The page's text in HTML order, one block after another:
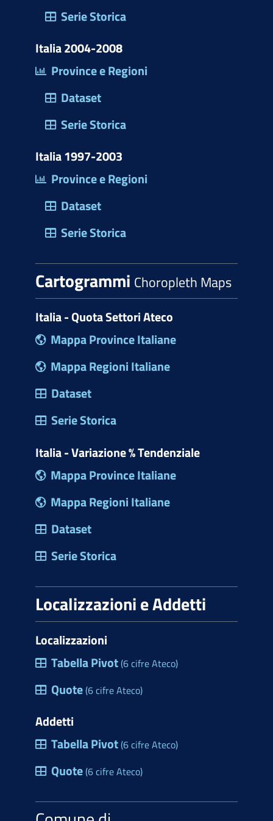
Serie Storica
Italia 2004-2008
Province e Regioni
Dataset
Serie Storica
Italia 1997-2003
Province e Regioni
Dataset
Serie Storica
Cartogrammi Choropleth Maps
Italia - Quota Settori Ateco
Mappa Province Italiane
Mappa Regioni Italiane
Dataset
Serie Storica
Italia - Variazione % Tendenziale
Mappa Province Italiane
Mappa Regioni Italiane
Dataset
Serie Storica
Localizzazioni e Addetti
Localizzazioni
Tabella Pivot(6 cifre Ateco)
Quote(6 cifre Ateco)
Addetti
Tabella Pivot(6 cifre Ateco)
Quote(6 cifre Ateco)